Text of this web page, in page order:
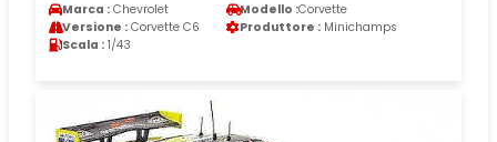
Marca : Chevrolet Modello :Corvette
Versione : Corvette C6 Produttore : Minichamps
Scala : 1/43